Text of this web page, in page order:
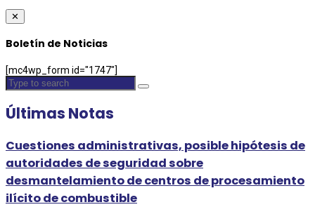
✕
Boletín de Noticias
[mc4wp_form id="1747"]
Últimas Notas
Cuestiones administrativas, posible hipótesis de
autoridades de seguridad sobre
desmantelamiento de centros de procesamiento
ilícito de combustible